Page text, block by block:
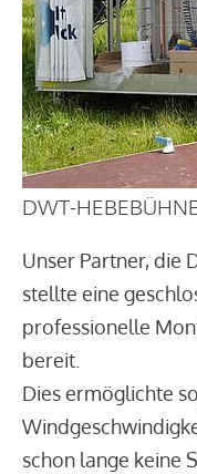
DWT-
Unser Partner, die
stellte eine
professionelle
bereit.
Dies ermöglichte
schon lange keine